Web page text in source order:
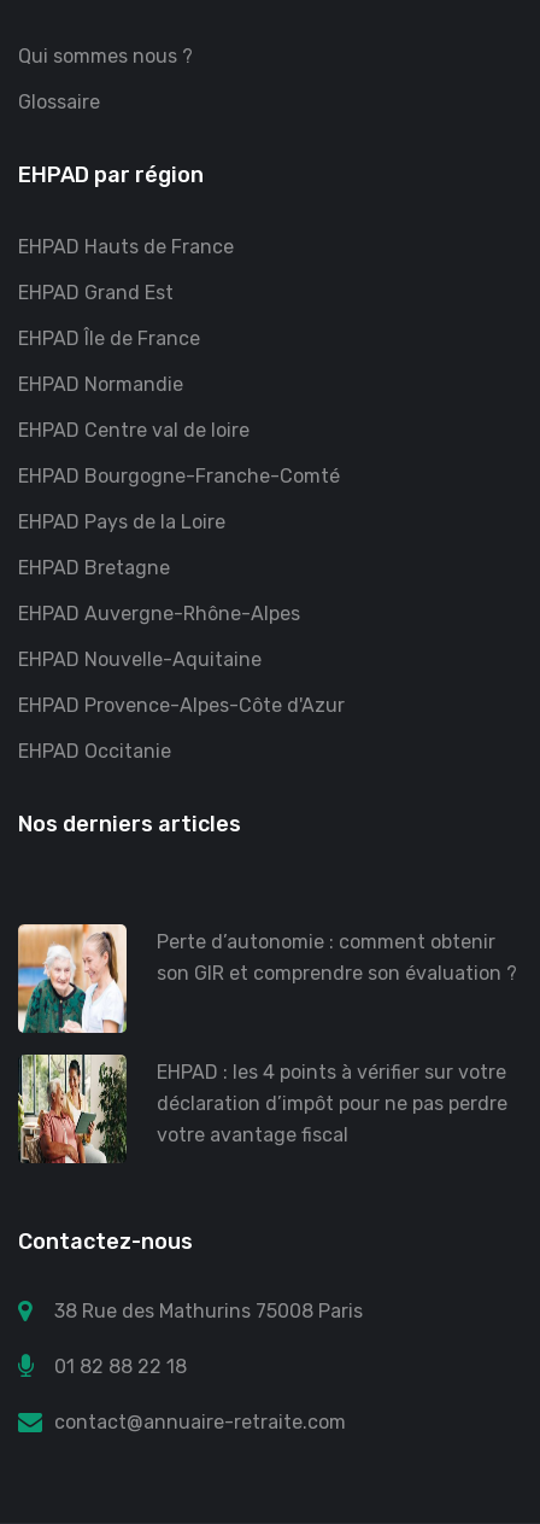
Qui sommes nous ?
Glossaire
EHPAD par région
EHPAD Hauts de France
EHPAD Grand Est
EHPAD Île de France
EHPAD Normandie
EHPAD Centre val de loire
EHPAD Bourgogne-Franche-Comté
EHPAD Pays de la Loire
EHPAD Bretagne
EHPAD Auvergne-Rhône-Alpes
EHPAD Nouvelle-Aquitaine
EHPAD Provence-Alpes-Côte d'Azur
EHPAD Occitanie
Nos derniers articles
Perte d’autonomie : comment obtenir
son GIR et comprendre son évaluation ?
EHPAD : les 4 points à vérifier sur votre
déclaration d’impôt pour ne pas perdre
votre avantage fiscal
Contactez-nous
38 Rue des Mathurins 75008 Paris
01 82 88 22 18
contact@annuaire-retraite.com